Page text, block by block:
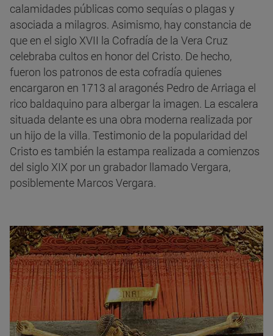
calamidades públicas como sequías o plagas y
asociada a milagros. Asimismo, hay constancia de
que en el siglo XVII la Cofradía de la Vera Cruz
celebraba cultos en honor del Cristo. De hecho,
fueron los patronos de esta cofradía quienes
encargaron en 1713 al aragonés Pedro de Arriaga el
rico baldaquino para albergar la imagen. La escalera
situada delante es una obra moderna realizada por
un hijo de la villa. Testimonio de la popularidad del
Cristo es también la estampa realizada a comienzos
del siglo XIX por un grabador llamado Vergara,
posiblemente Marcos Vergara.